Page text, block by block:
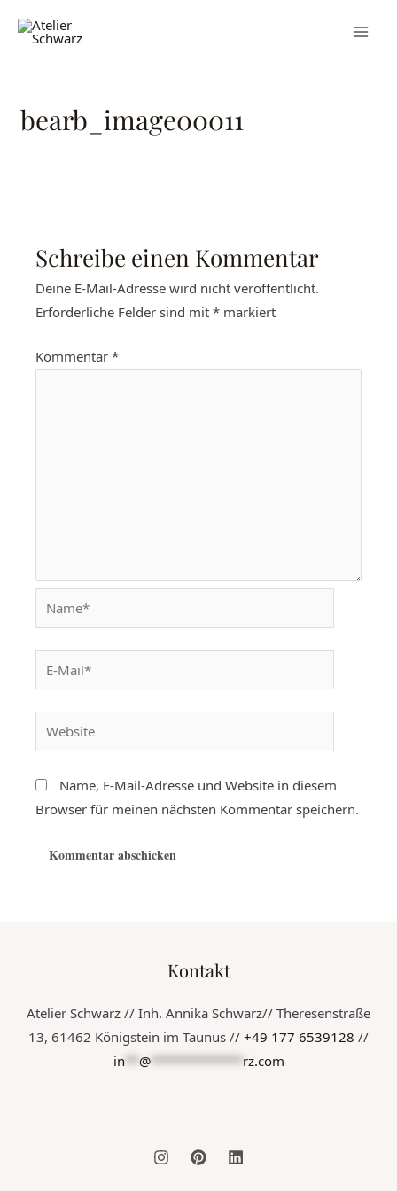
bearb_image00011
Schreibe einen Kommentar
Deine E-Mail-Adresse wird nicht veröffentlicht.
Erforderliche Felder sind mit* markiert
Kommentar*
Name, E-Mail-Adresse und Website in diesem
Browser für meinen nächsten Kommentar speichern.
Kontakt
Atelier Schwarz // Inh. Annika Schwarz// Theresenstraße
13, 61462 Königstein im Taunus // +49 177 6539128 //
in ** @************* rz.com